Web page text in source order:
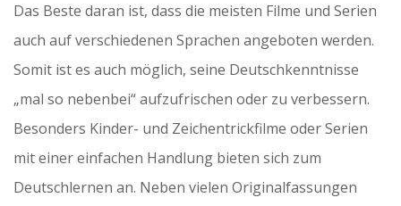
Das Beste daran ist, dass die meisten Filme und Serien
auch auf verschiedenen Sprachen angeboten werden.
Somit ist es auch möglich, seine Deutschkenntnisse
„mal so nebenbei“ aufzufrischen oder zu verbessern.
Besonders Kinder- und Zeichentrickfilme oder Serien
mit einer einfachen Handlung bieten sich zum
Deutschlernen an. Neben vielen Originalfassungen